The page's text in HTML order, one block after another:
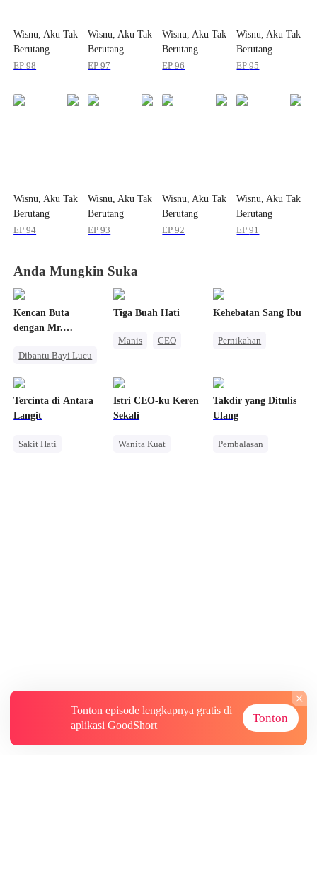
Wisnu, Aku Tak
Berutang
Padamu Lagi
EP98
Wisnu, Aku Tak
Berutang
Padamu Lagi
EP97
Wisnu, Aku Tak
Berutang
Padamu Lagi
EP96
Wisnu, Aku Tak
Berutang
Padamu Lagi
EP95
Wisnu, Aku Tak
Berutang
Padamu Lagi
EP94
Wisnu, Aku Tak
Berutang
Padamu Lagi
EP93
Wisnu, Aku Tak
Berutang
Padamu Lagi
EP92
Wisnu, Aku Tak
Berutang
Padamu Lagi
EP91
Anda Mungkin Suka
Kencan Buta
dengan Mr.
Dibantu Bayi Lucu
Tiga Buah Hati
Manis
CEO
Kehamilan
Kehebatan Sang Ibu
Pernikahan
OB
Pembalasan
Tercinta di Antara
Langit
Sakit Hati
Istri CEO-ku Keren
Sekali
Wanita Kuat
Takdir yang Ditulis
Ulang
Pembalasan
Tonton episode lengkapnya gratis di
aplikasi GoodShort
Tonton